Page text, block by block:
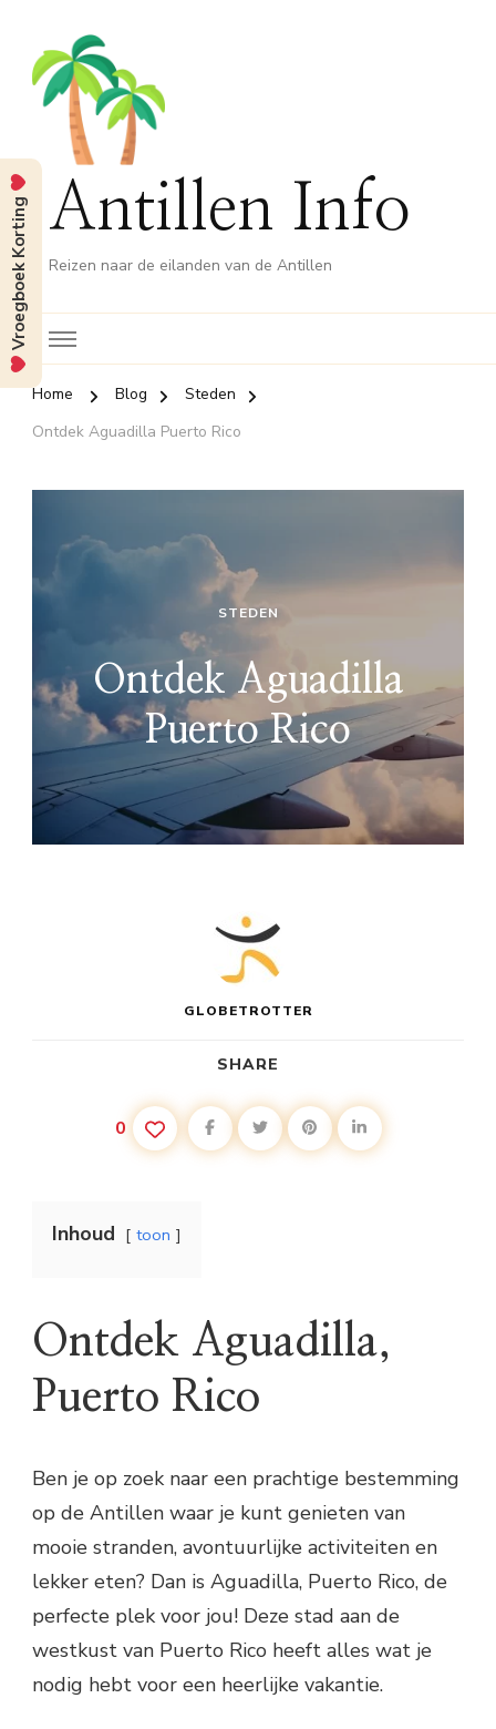
Antillen Info
Reizen naar de eilanden van de Antillen
Home Blog
Steden
Ontdek Aguadilla Puerto Rico
STEDEN
Ontdek Aguadilla
Puerto Rico
GLOBETROTTER
SHARE
0
Inhoud toon
Ontdek Aguadilla,
Puerto Rico
Ben je op zoek naar een prachtige bestemming
op de Antillen waar je kunt genieten van
mooie stranden, avontuurlijke activiteiten en
lekker eten? Dan is Aguadilla, Puerto Rico, de
perfecte plek voor jou! Deze stad aan de
westkust van Puerto Rico heeft alles wat je
nodig hebt voor een heerlijke vakantie.
Vroegboek Korting